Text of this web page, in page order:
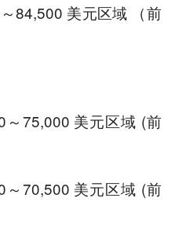
84,500 美元区域 （前
～75,000 美元区域 (前
70,500 美元区域 (前